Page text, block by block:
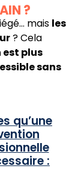
?
mais les
? Cela
plus
sans
qu’une
: